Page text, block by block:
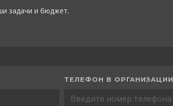
задачи и бюджет.
ТЕЛЕФОН В